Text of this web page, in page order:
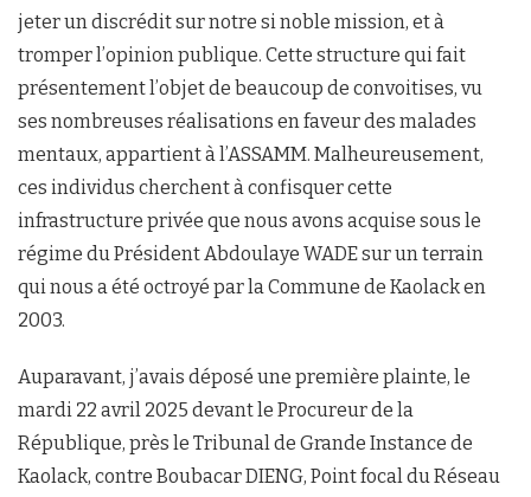
jeter un discrédit sur notre si noble mission, et à
tromper l’opinion publique. Cette structure qui fait
présentement l’objet de beaucoup de convoitises, vu
ses nombreuses réalisations en faveur des malades
mentaux, appartient à l’ASSAMM. Malheureusement,
ces individus cherchent à confisquer cette
infrastructure privée que nous avons acquise sous le
régime du Président Abdoulaye WADE sur un terrain
qui nous a été octroyé par la Commune de Kaolack en
2003.
Auparavant, j’avais déposé une première plainte, le
mardi 22 avril 2025 devant le Procureur de la
République, près le Tribunal de Grande Instance de
Kaolack, contre Boubacar DIENG, Point focal du Réseau